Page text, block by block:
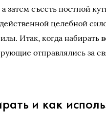
съесть постной
целебной
Итак, когда набирать
отправлялись за
и как